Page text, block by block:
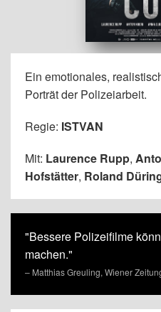
Ein emotionales,
Porträt der Polizeiarbeit.
Regie: ISTVAN
Mit: Laurence Rupp,
Hofstätter, Roland
"Bessere Polizeifilme
machen."
– Matthias Greuling, Wiener